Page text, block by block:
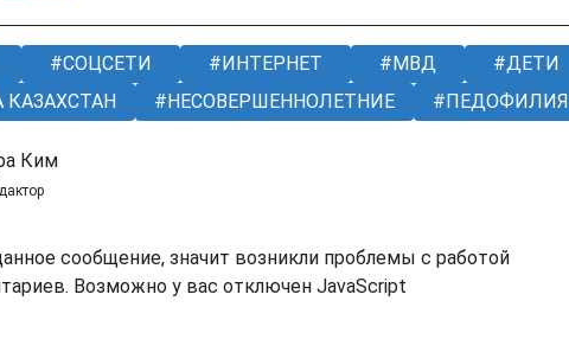
СОЦСЕТИ ИНТЕРНЕТ МВД
ДЕТИ
НЕСОВЕРШЕННОЛЕТНИЕ ПЕДОФИЛИЯ
Ким
сообщение, значит возникли проблемы с работой
Возможно у вас отключен JavaScript